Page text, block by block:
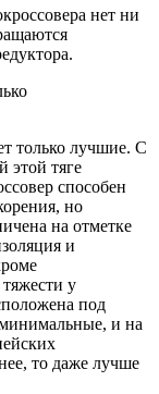
нет ни
только лучшие. С
этой тяге
способен
но
на отметке
и
у
под
и на
то даже лучше